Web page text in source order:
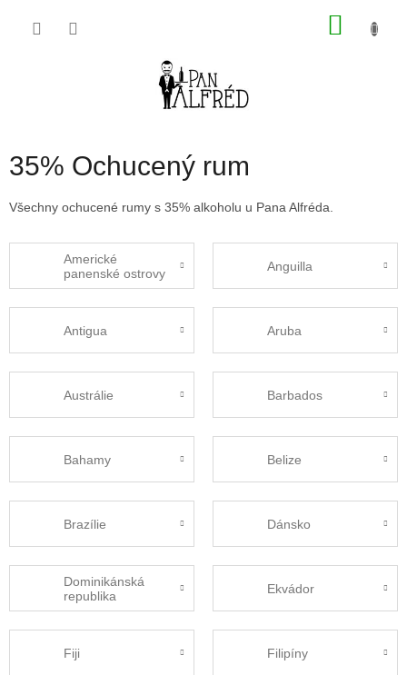
35% Ochucený rum
Všechny ochucené rumy s 35% alkoholu u Pana Alfréda.
Americké
panenské ostrovy
Anguilla
Antigua Aruba
Austrálie Barbados
Bahamy Belize
Brazílie Dánsko
Dominikánská
republika
Ekvádor
Fiji Filipíny